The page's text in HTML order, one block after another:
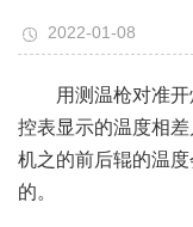
2022-01-08
用测温枪对准开
控表显示的温度相
机之的前后辊的温
的。